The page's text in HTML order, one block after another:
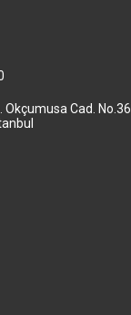
Cad. No.36